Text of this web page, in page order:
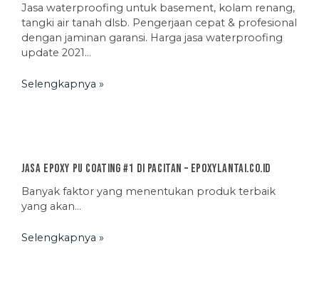
Jasa waterproofing untuk basement, kolam renang,
tangki air tanah dlsb. Pengerjaan cepat & profesional
dengan jaminan garansi. Harga jasa waterproofing
update 2021…
Selengkapnya »
Jasa Epoxy PU Coating #1 di Pacitan – EpoxyLantai.co.id
Banyak faktor yang menentukan produk terbaik
yang akan…
Selengkapnya »